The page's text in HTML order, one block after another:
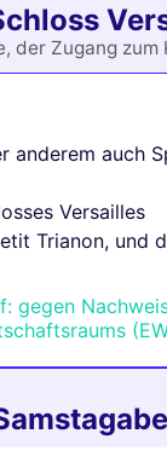
der Zugang zum
anderem auch
Versailles
Trianon, und
gegen